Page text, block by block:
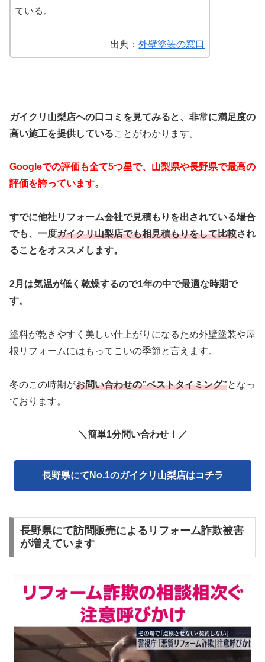
ている。
出典：外壁塗装の窓口
ガイクリ山梨店への口コミを見てみると、非常に満足度の
高い施工を提供していることがわかります。
Googleでの評価も全て5つ星で、山梨県や長野県で最高の
評価を誇っています。
すでに他社リフォーム会社で見積もりを出されている場合
でも、一度ガイクリ山梨店でも相見積もりをして比較され
ることをオススメします。
2月は気温が低く乾燥するので1年の中で最適な時期で
す。
塗料が乾きやすく美しい仕上がりになるため外壁塗装や屋
根リフォームにはもってこいの季節と言えます。
冬のこの時期がお問い合わせの”ベストタイミング”となっ
ております。
＼簡単1分問い合わせ！／
長野県にてNo.1のガイクリ山梨店はコチラ
長野県にて訪問販売によるリフォーム詐欺被害
が増えています